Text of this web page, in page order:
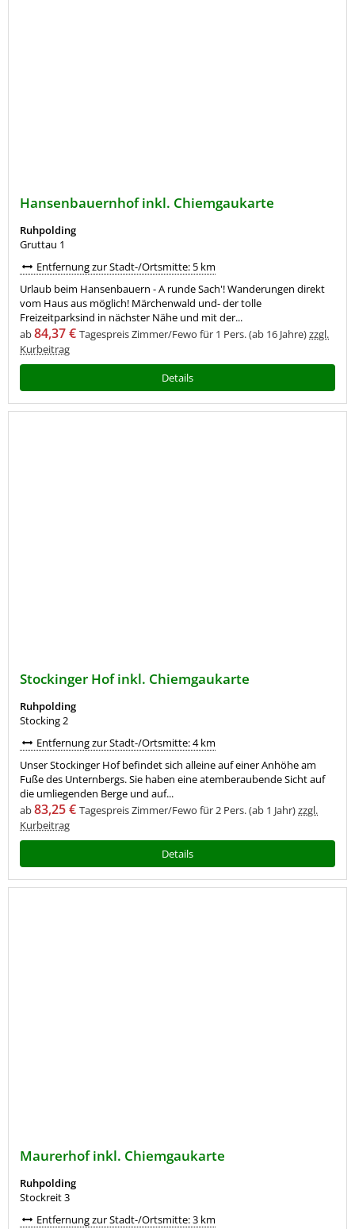
Hansenbauernhof inkl. Chiemgaukarte
Ruhpolding
Gruttau 1
Entfernung zur Stadt-/Ortsmitte: 5 km
Urlaub beim Hansenbauern - A runde Sach'! Wanderungen direkt
vom Haus aus möglich! Märchenwald und- der tolle
Freizeitparksind in nächster Nähe und mit der...
ab84,37 € Tagespreis Zimmer/Fewo für 1 Pers. (ab 16 Jahre)zzgl.
Kurbeitrag
Details
Stockinger Hof inkl. Chiemgaukarte
Ruhpolding
Stocking 2
Entfernung zur Stadt-/Ortsmitte: 4 km
Unser Stockinger Hof befindet sich alleine auf einer Anhöhe am
Fuße des Unternbergs. Sie haben eine atemberaubende Sicht auf
die umliegenden Berge und auf...
ab83,25 € Tagespreis Zimmer/Fewo für 2 Pers. (ab 1 Jahr)zzgl.
Kurbeitrag
Details
Maurerhof inkl. Chiemgaukarte
Ruhpolding
Stockreit 3
Entfernung zur Stadt-/Ortsmitte: 3 km